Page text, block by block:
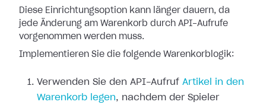
Diese Einrichtungsoption kann länger dauern, da
jede Änderung am Warenkorb durch API-Aufrufe
vorgenommen werden muss.
Implementieren Sie die folgende Warenkorblogik:
Verwenden Sie den API-Aufruf Artikel in den
Warenkorb legen, nachdem der Spieler